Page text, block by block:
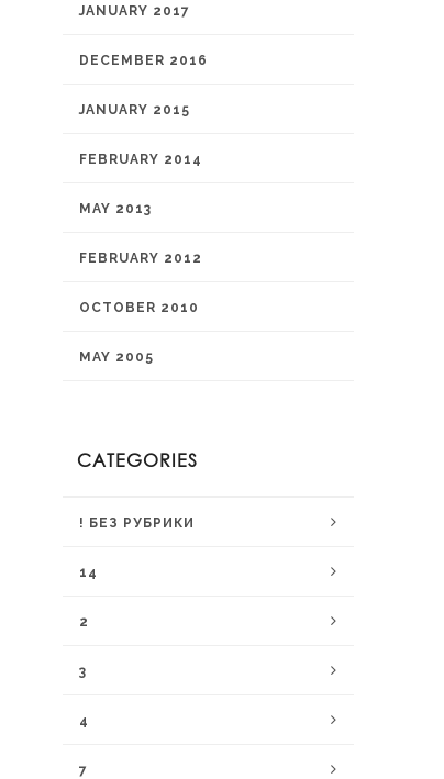
JANUARY 2017
DECEMBER 2016
JANUARY 2015
FEBRUARY 2014
MAY 2013
FEBRUARY 2012
OCTOBER 2010
MAY 2005
CATEGORIES
! БЕЗ РУБРИКИ
14
2
3
4
7